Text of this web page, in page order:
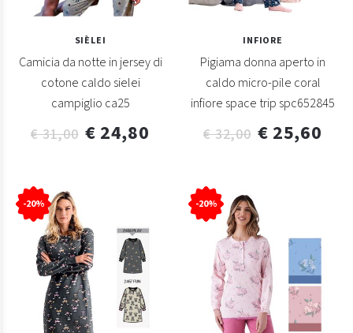
SIÈLEI
Camicia da notte in jersey di
cotone caldo sielei
campiglio ca25
€ 31,00 € 24,80
INFIORE
Pigiama donna aperto in
caldo micro-pile coral
infiore space trip spc652845
€ 32,00 € 25,60
-20% -20%